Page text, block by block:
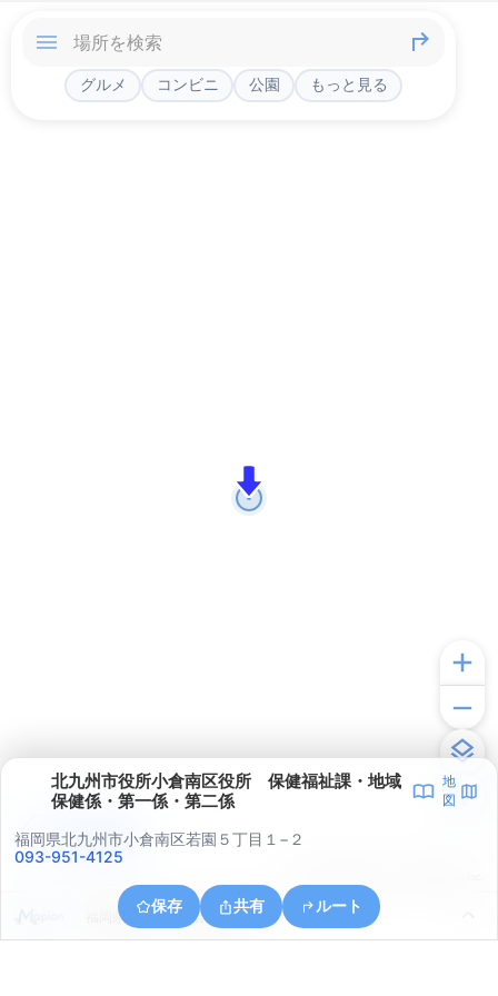
グルメ コンビニ 公園 もっと見る
北九州市役所小倉南区役所 保健福祉課・地域
保健係・第一係・第二係
地
図
福岡県北九州市小倉南区若園５丁目１−２
093-951-4125
保存 共有 ルート
福岡県北九州市小倉南区志井
アプリで見る